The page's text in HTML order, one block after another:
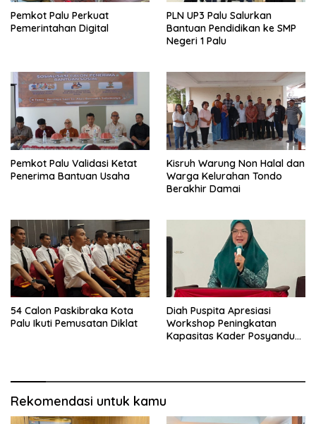
Pemkot Palu Perkuat
Pemerintahan Digital
PLN UP3 Palu Salurkan
Bantuan Pendidikan ke SMP
Negeri 1 Palu
Pemkot Palu Validasi Ketat
Penerima Bantuan Usaha
Kisruh Warung Non Halal dan
Warga Kelurahan Tondo
Berakhir Damai
54 Calon Paskibraka Kota
Palu Ikuti Pemusatan Diklat
Diah Puspita Apresiasi
Workshop Peningkatan
Kapasitas Kader Posyandu
Rekomendasi untuk kamu